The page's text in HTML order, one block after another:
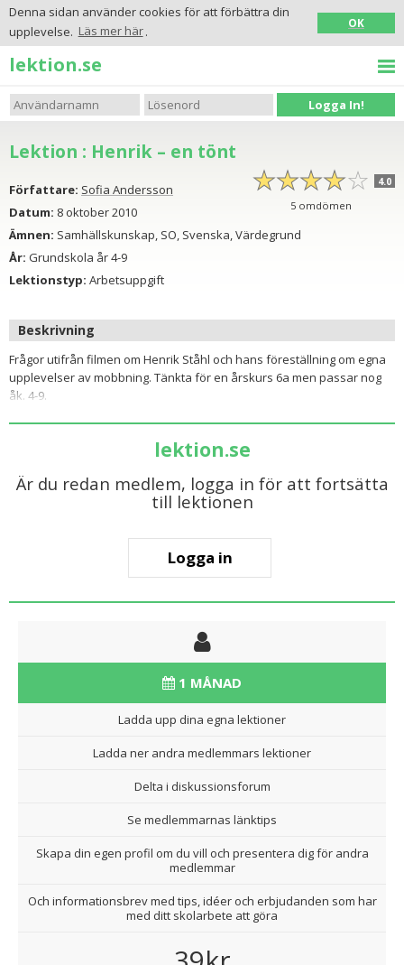
Denna sidan använder cookies för att förbättra din
upplevelse. Läs mer här.
OK
lektion.se
Logga In!
Lektion : Henrik – en tönt
☆☆☆☆☆
★★★★★ 4.0
5 omdömen
Författare: Sofia Andersson
Datum: 8 oktober 2010
Ämnen: Samhällskunskap, SO, Svenska, Värdegrund
År: Grundskola år 4-9
Lektionstyp: Arbetsuppgift
Beskrivning
Frågor utifrån filmen om Henrik Ståhl och hans föreställning om egna
upplevelser av mobbning. Tänkta för en årskurs 6a men passar nog
åk. 4-9.
lektion.se
Är du redan medlem, logga in för att fortsätta
till lektionen
Logga in
1 MÅNAD
Ladda upp dina egna lektioner
Ladda ner andra medlemmars lektioner
Delta i diskussionsforum
Se medlemmarnas länktips
Skapa din egen profil om du vill och presentera dig för andra
medlemmar
Och informationsbrev med tips, idéer och erbjudanden som har
med ditt skolarbete att göra